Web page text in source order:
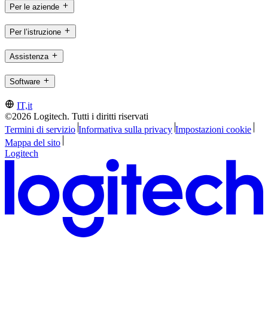
Per le aziende
Per l’istruzione
Assistenza
Software
IT,it
©2026 Logitech. Tutti i diritti riservati
Termini di servizio Informativa sulla privacy Impostazioni cookie
Mappa del sito
Logitech